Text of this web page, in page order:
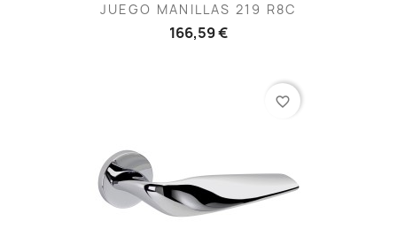
JUEGO MANILLAS 219 R8C
166,59 €
favorite_border